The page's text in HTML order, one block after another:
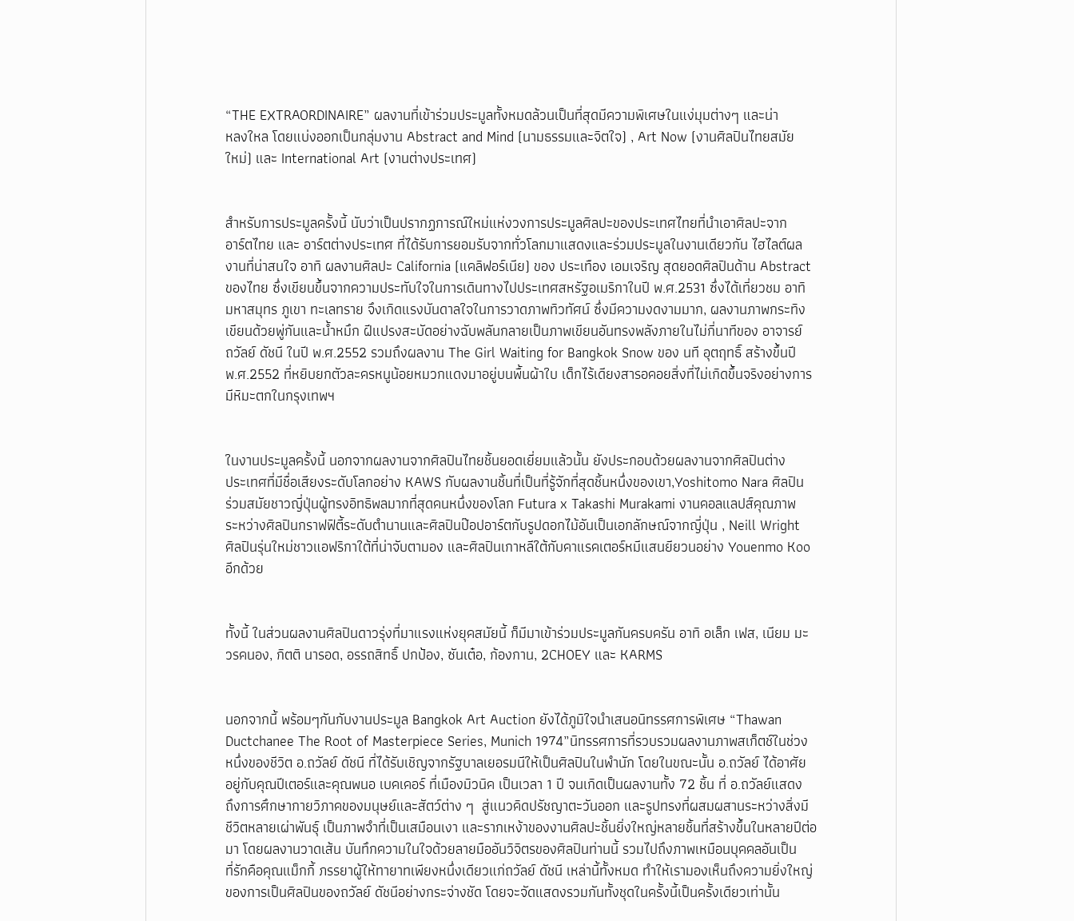
“THE EXTRAORDINAIRE” ผลงานที่เข้าร่วมประมูลทั้งหมดล้วนเป็นที่สุดมีความพิเศษในแง่มุมต่างๆ และน่า
หลงใหล โดยแบ่งออกเป็นกลุ่มงาน Abstract and Mind (นามธรรมและจิตใจ) , Art Now (งานศิลปินไทยสมัย
ใหม่) และ International Art (งานต่างประเทศ)
สำหรับการประมูลครั้งนี้ นับว่าเป็นปรากฏการณ์ใหม่แห่งวงการประมูลศิลปะของประเทศไทยที่นำเอาศิลปะจาก
อาร์ตไทย และ อาร์ตต่างประเทศ ที่ได้รับการยอมรับจากทั่วโลกมาแสดงและร่วมประมูลในงานเดียวกัน ไฮไลต์ผล
งานที่น่าสนใจ อาทิ ผลงานศิลปะ California (แคลิฟอร์เนีย) ของ ประเทือง เอมเจริญ สุดยอดศิลปินด้าน Abstract
ของไทย ซึ่งเขียนขึ้นจากความประทับใจในการเดินทางไปประเทศสหรัฐอเมริกาในปี พ.ศ.2531 ซึ่งได้เที่ยวชม อาทิ
มหาสมุทร ภูเขา ทะเลทราย จึงเกิดแรงบันดาลใจในการวาดภาพทิวทัศน์ ซึ่งมีความงดงามมาก, ผลงานภาพกระทิง
เขียนด้วยพู่กันและน้ำหมึก ฝีแปรงสะบัดอย่างฉับพลันกลายเป็นภาพเขียนอันทรงพลังภายในไม่กี่นาทีของ อาจารย์
ถวัลย์ ดัชนี ในปี พ.ศ.2552 รวมถึงผลงาน The Girl Waiting for Bangkok Snow ของ นที อุตฤทธิ์ สร้างขึ้นปี
พ.ศ.2552 ที่หยิบยกตัวละครหนูน้อยหมวกแดงมาอยู่บนพื้นผ้าใบ เด็กไร้เดียงสารอคอยสิ่งที่ไม่เกิดขึ้นจริงอย่างการ
มีหิมะตกในกรุงเทพฯ
ในงานประมูลครั้งนี้ นอกจากผลงานจากศิลปินไทยชิ้นยอดเยี่ยมแล้วนั้น ยังประกอบด้วยผลงานจากศิลปินต่าง
ประเทศที่มีชื่อเสียงระดับโลกอย่าง KAWS กับผลงานชิ้นที่เป็นที่รู้จักที่สุดชิ้นหนึ่งของเขา,Yoshitomo Nara ศิลปิน
ร่วมสมัยชาวญี่ปุ่นผู้ทรงอิทธิพลมากที่สุดคนหนึ่งของโลก Futura x Takashi Murakami งานคอลแลปส์คุณภาพ
ระหว่างศิลปินกราฟฟิตี้ระดับตำนานและศิลปินป๊อปอาร์ตกับรูปดอกไม้อันเป็นเอกลักษณ์จากญี่ปุ่น , Neill Wright
ศิลปินรุ่นใหม่ชาวแอฟริกาใต้ที่น่าจับตามอง และศิลปินเกาหลีใต้กับคาแรคเตอร์หมีแสนยียวนอย่าง Youenmo Koo
อีกด้วย
ทั้งนี้ ในส่วนผลงานศิลปินดาวรุ่งที่มาแรงแห่งยุคสมัยนี้ ก็มีมาเข้าร่วมประมูลกันครบครัน อาทิ อเล็ก เฟส, เนียม มะ
วรคนอง, กิตติ นารอด, อรรถสิทธิ์ ปกป้อง, ซันเต๋อ, ก้องกาน, 2CHOEY และ KARMS
นอกจากนี้ พร้อมๆกันกับงานประมูล Bangkok Art Auction ยังได้ภูมิใจนำเสนอนิทรรศการพิเศษ “Thawan
Ductchanee The Root of Masterpiece Series, Munich 1974”นิทรรศการที่รวบรวมผลงานภาพสเก็ตช์ในช่วง
หนึ่งของชีวิต อ.ถวัลย์ ดัชนี ที่ได้รับเชิญจากรัฐบาลเยอรมนีให้เป็นศิลปินในพำนัก โดยในขณะนั้น อ.ถวัลย์ ได้อาศัย
อยู่กับคุณปีเตอร์และคุณพนอ เบคเคอร์ ที่เมืองมิวนิค เป็นเวลา 1 ปี จนเกิดเป็นผลงานทั้ง 72 ชิ้น ที่ อ.ถวัลย์แสดง
ถึงการศึกษากายวิภาคของมนุษย์และสัตว์ต่าง ๆ  สู่แนวคิดปรัชญาตะวันออก และรูปทรงที่ผสมผสานระหว่างสิ่งมี
ชีวิตหลายเผ่าพันธุ์ เป็นภาพจำที่เป็นเสมือนเงา และรากเหง้าของงานศิลปะชิ้นยิ่งใหญ่หลายชิ้นที่สร้างขึ้นในหลายปีต่อ
มา โดยผลงานวาดเส้น บันทึกความในใจด้วยลายมืออันวิจิตรของศิลปินท่านนี้ รวมไปถึงภาพเหมือนบุคคลอันเป็น
ที่รักคือคุณแม็กกี้ ภรรยาผู้ให้ทายาทเพียงหนึ่งเดียวแก่ถวัลย์ ดัชนี เหล่านี้ทั้งหมด ทำให้เรามองเห็นถึงความยิ่งใหญ่
ของการเป็นศิลปินของถวัลย์ ดัชนีอย่างกระจ่างชัด โดยจะจัดแสดงรวมกันทั้งชุดในครั้งนี้เป็นครั้งเดียวเท่านั้น